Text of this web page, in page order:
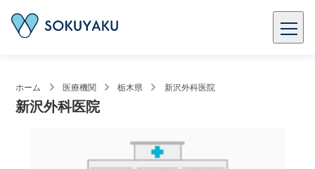
ホーム 医療機関 栃木県 新沢外科医院
新沢外科医院